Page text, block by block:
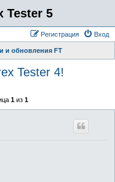
Tester 5
Вход
Регистрация
и обновления FT
Tester 4!
1из 1